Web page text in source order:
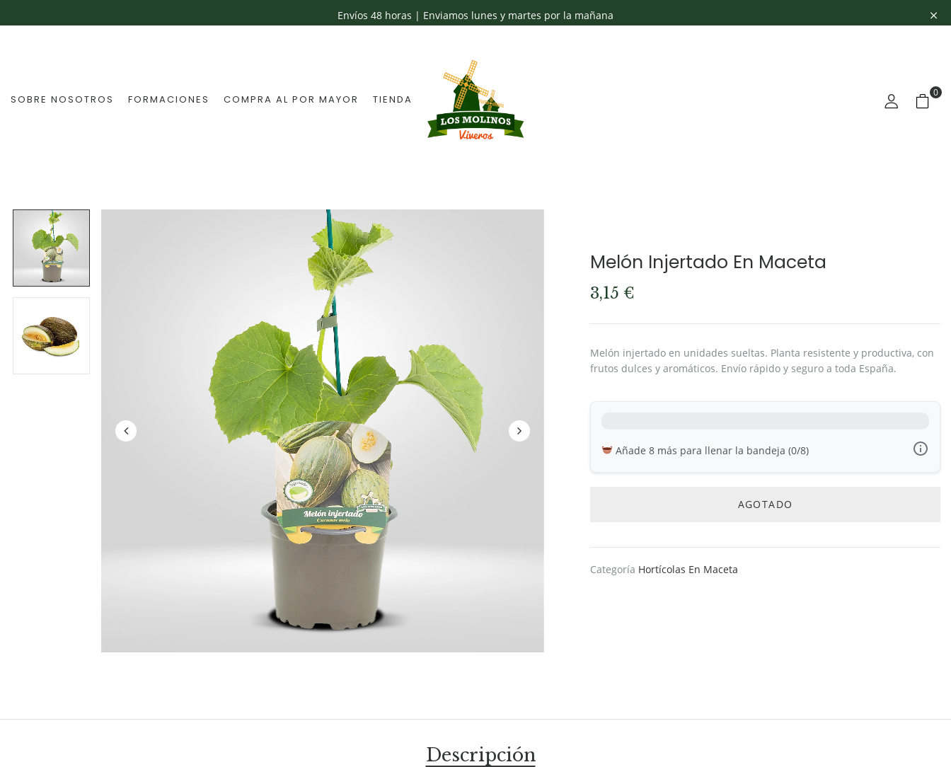
Envíos 48 horas | Enviamos lunes y martes por la mañana
SOBRE NOSOTROS FORMACIONES COMPRA AL POR MAYOR TIENDA
0
Melón Injertado En Maceta
3,15 €
Melón injertado en unidades sueltas. Planta resistente y productiva, con
frutos dulces y aromáticos. Envío rápido y seguro a toda España.
Añade 8 más para llenar la bandeja (0/8)
AGOTADO
Categoría Hortícolas En Maceta
Descripción